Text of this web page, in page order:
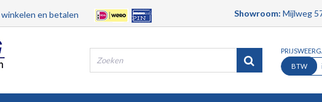
winkelen en betalen Showroom: Mijlweg
BTW